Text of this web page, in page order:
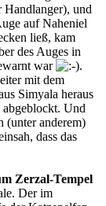
Handlanger), und
auf Naheniel
ließ, kam
des Auges in
war
.
mit dem
Simyala heraus
abgeblockt. Und
(unter anderem)
dass das
Zerzal-Tempel
Der im